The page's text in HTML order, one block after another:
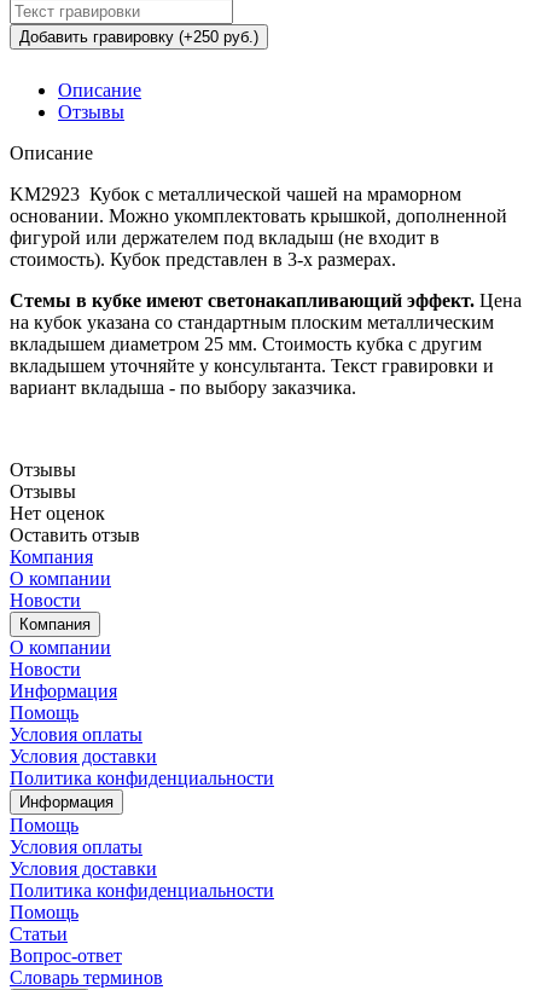
Добавить гравировку (+250 руб.)
Описание
Отзывы
Описание
KM2923 Кубок с металлической чашей на мраморном
основании. Можно укомплектовать крышкой, дополненной
фигурой или держателем под вкладыш (не входит в
стоимость). Кубок представлен в 3-х размерах.
Стемы в кубке имеют светонакапливающий эффект. Цена
на кубок указана со стандартным плоским металлическим
вкладышем диаметром 25 мм. Стоимость кубка с другим
вкладышем уточняйте у консультанта. Текст гравировки и
вариант вкладыша - по выбору заказчика.
Отзывы
Отзывы
Нет оценок
Оставить отзыв
Компания
О компании
Новости
Компания
О компании
Новости
Информация
Помощь
Условия оплаты
Условия доставки
Политика конфиденциальности
Информация
Помощь
Условия оплаты
Условия доставки
Политика конфиденциальности
Помощь
Статьи
Вопрос-ответ
Словарь терминов